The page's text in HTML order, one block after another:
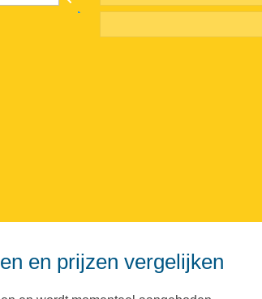
en prijzen vergelijken